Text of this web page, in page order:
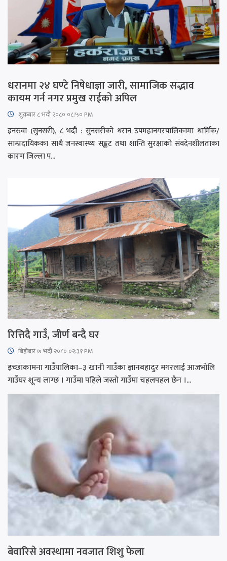
धरानमा २४ घण्टे निषेधाज्ञा जारी, सामाजिक सद्भाव
कायम गर्न नगर प्रमुख राईको अपिल
शुक्रबार​ ८ भदौ २०८० ०८:५० PM
इनरुवा (सुनसरी), ८ भदौ : सुनसरीको धरान उपमहानगरपालिकामा धार्मिक/
साम्प्रदायिकका साथै जनस्वास्थ्य सङ्कट तथा शान्ति सुरक्षाको संवदेनशीलताका
कारण जिल्ला प...
रित्तिदै गाउँ, जीर्ण बन्दै घर
बिहीबार ७ भदौ २०८० ०२:३१ PM
इच्छाकामना गाउँपालिका–३ खानी गाउँका ज्ञानबहादुर मगरलाई आजभोलि
गाउँघर शून्य लाग्छ । गाउँमा पहिले जस्तो गाउँमा चहलपहल छैन ।...
बेवारिसे अवस्थामा नवजात शिशु फेला